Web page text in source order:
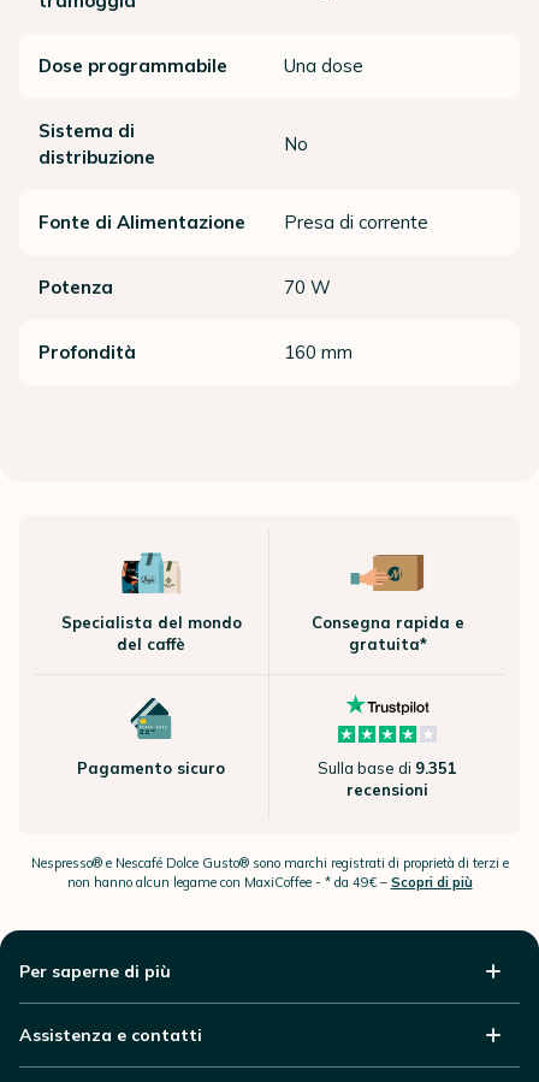
Dose programmabile Una dose
Sistema di
distribuzione
No
Fonte di Alimentazione Presa di corrente
Potenza 70 W
Profondità 160 mm
Specialista del mondo
del caffè
Consegna rapida e
gratuita*
Pagamento sicuro Sulla base di 9.351
recensioni
Nespresso® e Nescafé Dolce Gusto® sono marchi registrati di proprietà di terzi e
non hanno alcun legame con MaxiCoffee - * da 49€ – Scopri di più
Per saperne di più
Assistenza e contatti